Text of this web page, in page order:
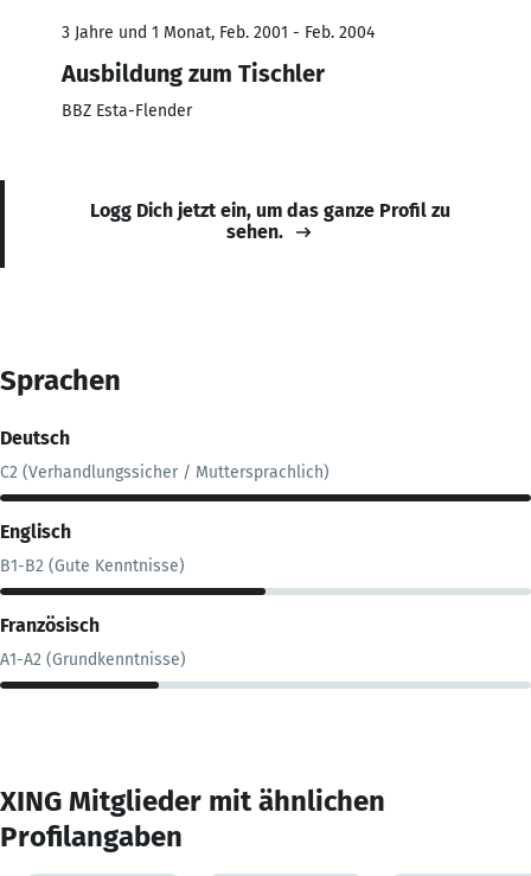
3 Jahre und 1 Monat, Feb. 2001 - Feb. 2004
Ausbildung zum Tischler
BBZ Esta-Flender
Logg Dich jetzt ein, um das ganze Profil zu
sehen.
Sprachen
Deutsch
C2 (Verhandlungssicher / Muttersprachlich)
Englisch
B1-B2 (Gute Kenntnisse)
Französisch
A1-A2 (Grundkenntnisse)
XING Mitglieder mit ähnlichen
Profilangaben